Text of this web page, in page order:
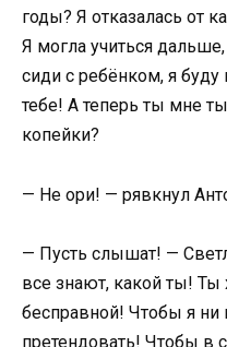
годы? Я отказалась от
Я могла учиться
сиди с ребёнком, я
тебе! А теперь ты мне
копейки?
— Не ори! — рявкнул
— Пусть слышат! —
все знают, какой ты!
бесправной! Чтобы я ни
претендовать! Чтобы в